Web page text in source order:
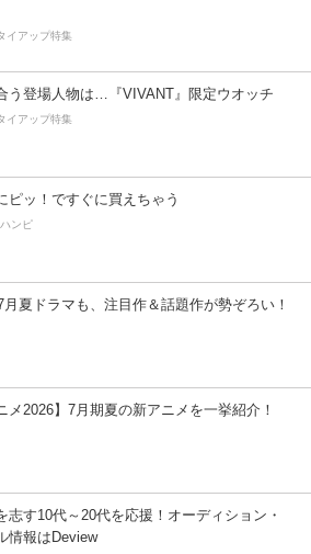
イアップ特集
う登場人物は…『VIVANT』限定ウオッチ
イアップ特集
ピッ！ですぐに買えちゃう
ハンピ
月夏ドラマも、注目作＆話題作が勢ぞろい！
メ2026】7月期夏の新アニメを一挙紹介！
志す10代～20代を応援！オーディション・
情報はDeview